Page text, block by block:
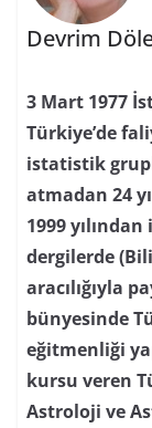
Devrim
3 Mart 1977
Türkiye’de
istatistik
atmadan 24
1999
dergilerde
aracılığıyla
bünyesinde
eğitmenliği
kursu veren
Astroloji ve